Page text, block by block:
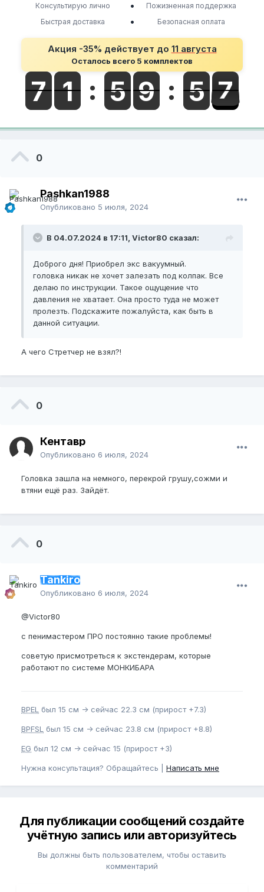
Консультирую лично •
Пожизненная поддержка
Быстрая доставка
• Безопасная оплата
Акция -35% действует до 11 августа
Осталось всего 5 комплектов
0
Pashkan1988
Опубликовано 5 июля, 2024
В 04.07.2024 в 17:11, Victor80 сказал:
Доброго дня! Приобрел экс вакуумный.
головка никак не хочет залезать под колпак. Все
делаю по инструкции. Такое ощущение что
давления не хватает. Она просто туда не может
пролезть. Подскажите пожалуйста, как быть в
данной ситуации.
А чего Стретчер не взял?!
0
Кентавр
Опубликовано 6 июля, 2024
Головка зашла на немного, перекрой грушу,сожми и
втяни ещё раз. Зайдёт.
0
Tankiro
Опубликовано 6 июля, 2024
@Victor80
с пенимастером ПРО постоянно такие проблемы!
советую присмотреться к экстендерам, которые
работают по системе МОНКИБАРА
BPEL был 15 см -> сейчас 22.3 см (прирост +7.3)
BPFSL был 15 см -> сейчас 23.8 см (прирост +8.8)
EG был 12 см -> сейчас 15 (прирост +3)
Нужна консультация? Обращайтесь | Написать мне
Для публикации сообщений создайте
учётную запись или авторизуйтесь
Вы должны быть пользователем, чтобы оставить
комментарий